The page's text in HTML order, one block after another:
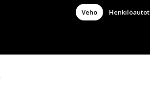
Veho Henkilöautot